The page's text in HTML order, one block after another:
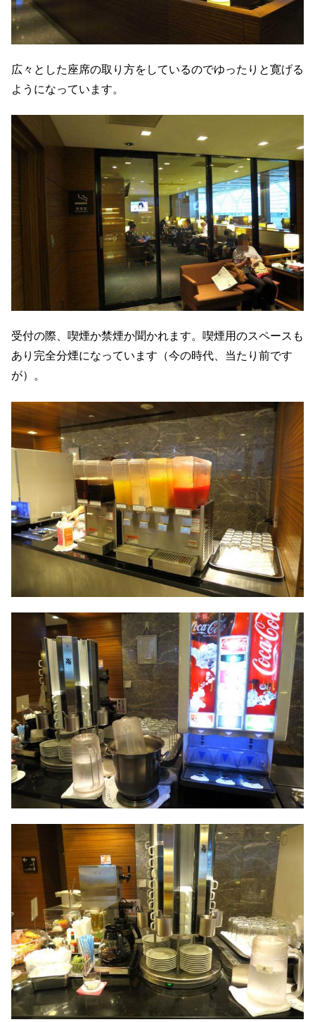
広々とした座席の取り方をしているのでゆったりと寛げる
ようになっています。
受付の際、喫煙か禁煙か聞かれます。喫煙用のスペースも
あり完全分煙になっています（今の時代、当たり前です
が）。